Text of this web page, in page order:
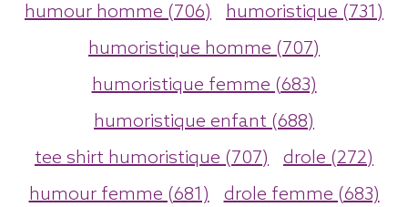
humour homme (706)
humoristique (731)
humoristique homme (707)
humoristique femme (683)
humoristique enfant (688)
tee shirt humoristique (707)
drole (272)
humour femme (681)
drole femme (683)